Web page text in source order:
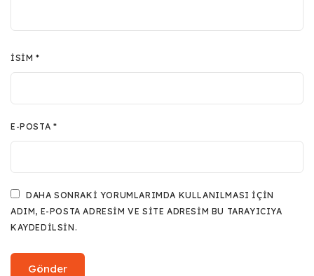
İSIM*
E-POSTA *
DAHA SONRAKI YORUMLARIMDA KULLANILMASI IÇIN
ADIM, E-POSTA ADRESIM VE SITE ADRESIM BU TARAYICIYA
KAYDEDILSIN.